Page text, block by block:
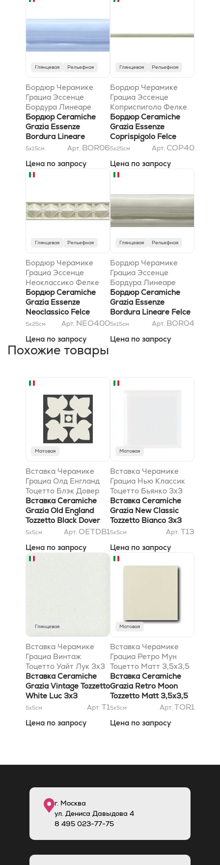
Глянцевая Рельефная
Бордюр Черамике
Грациа Эссенце
Бордура Линеаре
Гензиана 5x13
Бордюр Ceramiche
Grazia Essenze
Bordura Lineare
Genziana 5x13
5x15см Арт. BOR06
Цена по запросу
Глянцевая Рельефная
Бордюр Черамике
Грациа Эссенце
Коприспиголо Фелке
1,2x26
Бордюр Ceramiche
Grazia Essenze
Coprispigolo Felce
1,2x26
5x25см Арт. COP40
Цена по запросу
Глянцевая Рельефная
Бордюр Черамике
Грациа Эссенце
Неоклассико Фелке
6x26
Бордюр Ceramiche
Grazia Essenze
Neoclassico Felce
6x26
5x25см Арт. NEO400
Цена по запросу
Глянцевая Рельефная
Бордюр Черамике
Грациа Эссенце
Бордура Линеаре
Фелке 5x13
Бордюр Ceramiche
Grazia Essenze
Bordura Lineare Felce
5x13
5x15см Арт. BOR04
Цена по запросу
Похожие товары
Матовая
Вставка Черамике
Грациа Олд Енгланд
Тоцетто Блэк Довер
4x4
Вставка Ceramiche
Grazia Old England
Tozzetto Black Dover
4x4
5x5см Арт. OETDB1
Цена по запросу
Матовая
Вставка Черамике
Грациа Нью Классик
Тоцетто Бьянко 3x3
Вставка Ceramiche
Grazia New Classic
Tozzetto Bianco 3x3
5x5см Арт. T13
Цена по запросу
Глянцевая
Вставка Черамике
Грациа Винтаж
Тоцетто Уайт Лук 3x3
Вставка Ceramiche
Grazia Vintage Tozzetto
White Luc 3x3
5x5см Арт. T1
Цена по запросу
Матовая
Вставка Черамике
Грациа Ретро Мун
Тоцетто Матт 3,5x3,5
Вставка Ceramiche
Grazia Retro Moon
Tozzetto Matt 3,5x3,5
5x5см Арт. TOR1
Цена по запросу
г. Москва
ул. Дениса Давыдова 4
8 495 023-77-75